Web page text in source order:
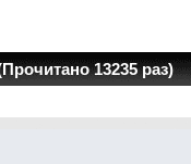
13235 раз)